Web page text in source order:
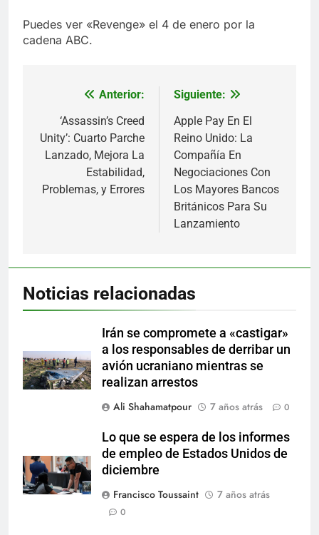
Puedes ver «Revenge» el 4 de enero por la
cadena ABC.
Navegación
entradas
Anterior:
‘Assassin’s Creed
Unity’: Cuarto Parche
Lanzado, Mejora La
Estabilidad,
Problemas, y Errores
Siguiente:
Apple Pay En El
Reino Unido: La
Compañía En
Negociaciones Con
Los Mayores Bancos
Británicos Para Su
Lanzamiento
Noticias relacionadas
Irán se compromete a «castigar»
a los responsables de derribar un
avión ucraniano mientras se
realizan arrestos
Ali Shahamatpour
7 años atrás 0
Lo que se espera de los informes
de empleo de Estados Unidos de
diciembre
Francisco Toussaint
7 años atrás
0